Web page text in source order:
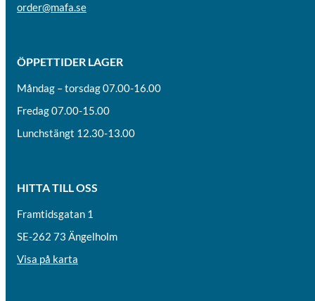
order@mafa.se
ÖPPETTIDER LAGER
Måndag – torsdag 07.00-16.00
Fredag 07.00-15.00
Lunchstängt 12.30-13.00
HITTA TILL OSS
Framtidsgatan 1
SE-262 73 Ängelholm
Visa på karta